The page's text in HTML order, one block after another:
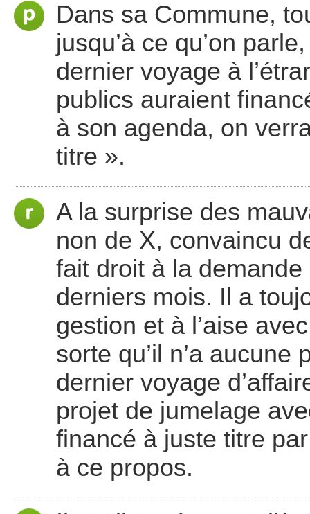
Dans sa Commune,
jusqu’à ce qu’on
dernier voyage à
publics auraient
à son agenda, on
titre ».
A la surprise des
non de X, convaincu
fait droit à la demande
derniers mois. Il a
gestion et à l’aise
sorte qu’il n’a
dernier voyage
projet de jumelage
financé à juste titre
à ce propos.